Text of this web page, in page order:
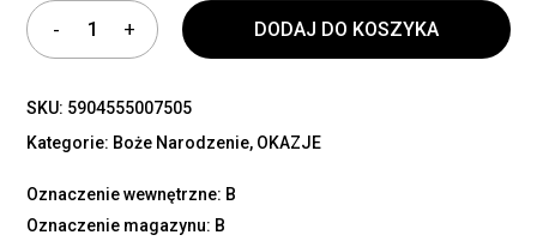
DODAJ DO KOSZYKA
SKU: 5904555007505
Kategorie: Boże Narodzenie, OKAZJE
Oznaczenie wewnętrzne: B
Oznaczenie magazynu: B